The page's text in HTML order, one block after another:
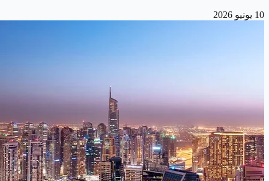
10 يونيو 2026